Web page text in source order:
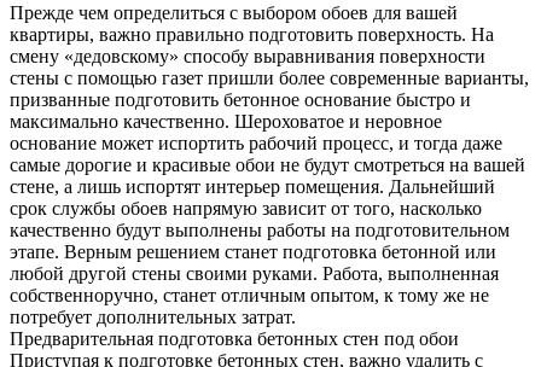
Прежде чем определиться с выбором обоев для вашей
квартиры, важно правильно подготовить поверхность. На
смену «дедовскому» способу выравнивания поверхности
стены с помощью газет пришли более современные варианты,
призванные подготовить бетонное основание быстро и
максимально качественно. Шероховатое и неровное
основание может испортить рабочий процесс, и тогда даже
самые дорогие и красивые обои не будут смотреться на вашей
стене, а лишь испортят интерьер помещения. Дальнейший
срок службы обоев напрямую зависит от того, насколько
качественно будут выполнены работы на подготовительном
этапе. Верным решением станет подготовка бетонной или
любой другой стены своими руками. Работа, выполненная
собственноручно, станет отличным опытом, к тому же не
потребует дополнительных затрат.
Предварительная подготовка бетонных стен под обои
Приступая к подготовке бетонных стен, важно удалить с